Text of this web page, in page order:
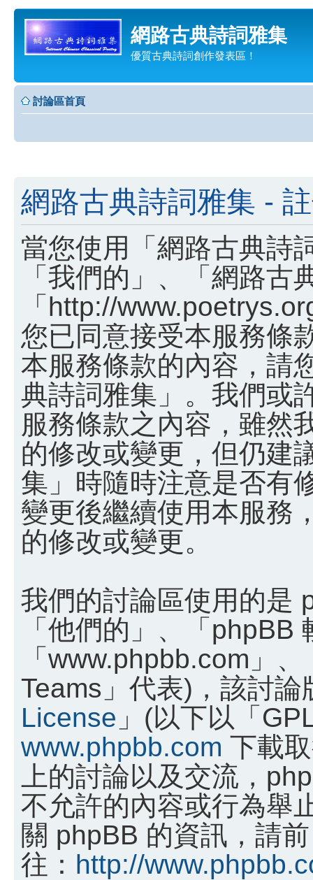
網路古典詩詞雅集
優質古典詩詞創作發表區！
討論區首頁
網路古典詩詞雅集 -
當您使用「網路古典詩
「我們的」、「網路古
「http://
您已同意接受本服務條
本服務條款的內容，請
典詩詞雅集」。我們或
服務條款之內容，雖然
的修改或變更，但仍建
集」時隨時注意是否有
變更後繼續使用本服務
的修改或變更。
我們的討論區使用的是
「他們的」、「phpBB
「www.phpbb.com」
Teams」代表)，該討論
License 」(以下以「
www.phpbb.com 下載
上的討論以及交流，
不允許的內容或行為舉
關 phpBB 的資訊，請前
往： http://